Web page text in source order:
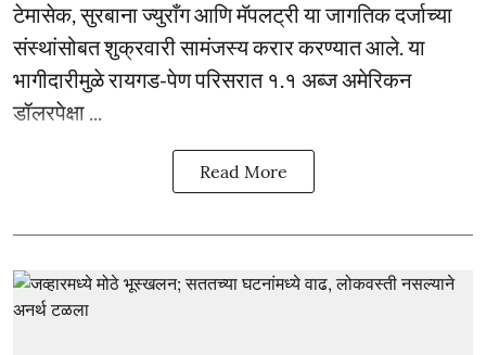
टेमासेक, सुरबाना ज्युराँग आणि मॅपलट्री या जागतिक दर्जाच्या
संस्थांसोबत शुक्रवारी सामंजस्य करार करण्यात आले. या
भागीदारीमुळे रायगड-पेण परिसरात १.१ अब्ज अमेरिकन
डॉलरपेक्षा ...
Read More